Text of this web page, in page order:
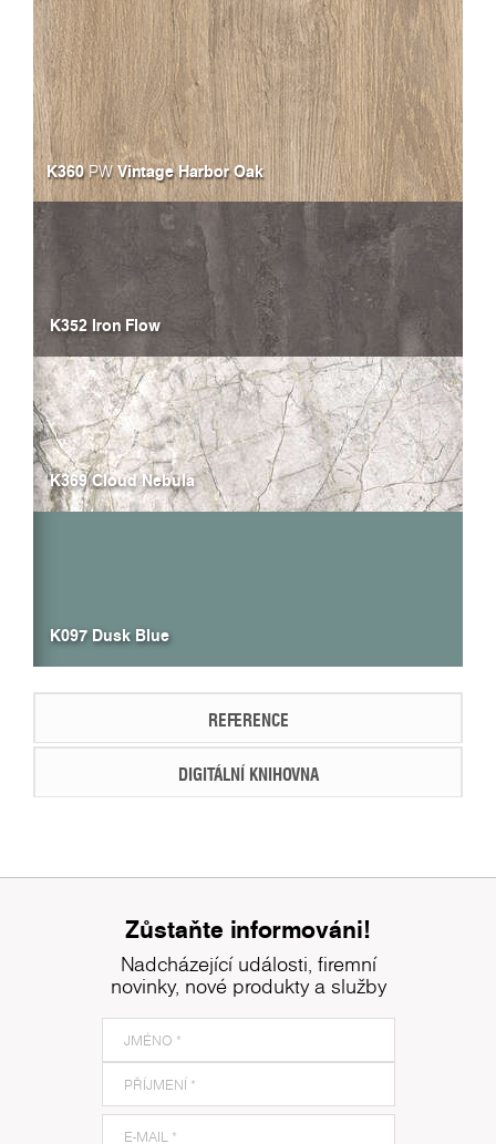
K360PWVintage Harbor Oak
K352 Iron Flow
K369 Cloud Nebula
K097 Dusk Blue
REFERENCE
DIGITÁLNÍ KNIHOVNA
Zůstaňte informováni!
Nadcházející události, firemní
novinky, nové produkty a služby